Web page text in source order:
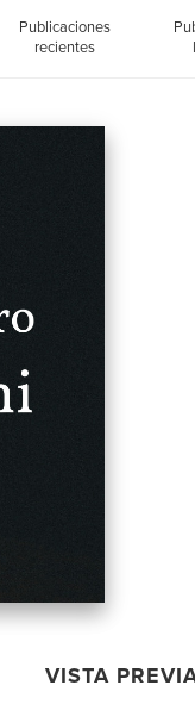
Publicaciones
recientes
VISTA